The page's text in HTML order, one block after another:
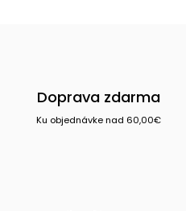
Doprava zdarma
Ku objednávke nad 60,00€